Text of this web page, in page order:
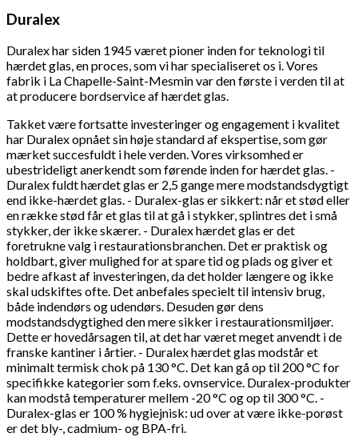
Duralex
Duralex har siden 1945 været pioner inden for teknologi til
hærdet glas, en proces, som vi har specialiseret os i. Vores
fabrik i La Chapelle-Saint-Mesmin var den første i verden til at
at producere bordservice af hærdet glas.
Takket være fortsatte investeringer og engagement i kvalitet
har Duralex opnået sin høje standard af ekspertise, som gør
mærket succesfuldt i hele verden. Vores virksomhed er
ubestrideligt anerkendt som førende inden for hærdet glas. -
Duralex fuldt hærdet glas er 2,5 gange mere modstandsdygtigt
end ikke-hærdet glas. - Duralex-glas er sikkert: når et stød eller
en række stød får et glas til at gå i stykker, splintres det i små
stykker, der ikke skærer. - Duralex hærdet glas er det
foretrukne valg i restaurationsbranchen. Det er praktisk og
holdbart, giver mulighed for at spare tid og plads og giver et
bedre afkast af investeringen, da det holder længere og ikke
skal udskiftes ofte. Det anbefales specielt til intensiv brug,
både indendørs og udendørs. Desuden gør dens
modstandsdygtighed den mere sikker i restaurationsmiljøer.
Dette er hovedårsagen til, at det har været meget anvendt i de
franske kantiner i årtier. - Duralex hærdet glas modstår et
minimalt termisk chok på 130 °C. Det kan gå op til 200 °C for
specifikke kategorier som f.eks. ovnservice. Duralex-produkter
kan modstå temperaturer mellem -20 °C og op til 300 °C. -
Duralex-glas er 100 % hygiejnisk: ud over at være ikke-porøst
er det bly-, cadmium- og BPA-fri.